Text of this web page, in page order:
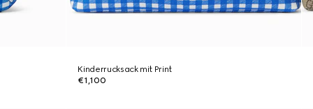
Kinderrucksack mit Print
€1,100